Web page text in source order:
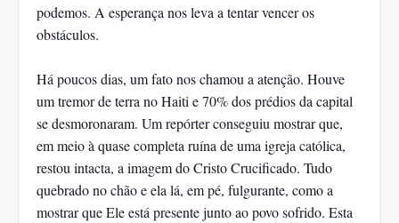
podemos. A esperança nos leva a tentar vencer os
obstáculos.
Há poucos dias, um fato nos chamou a atenção. Houve
um tremor de terra no Haiti e 70% dos prédios da capital
se desmoronaram. Um repórter conseguiu mostrar que,
em meio à quase completa ruína de uma igreja católica,
restou intacta, a imagem do Cristo Crucificado. Tudo
quebrado no chão e ela lá, em pé, fulgurante, como a
mostrar que Ele está presente junto ao povo sofrido. Esta